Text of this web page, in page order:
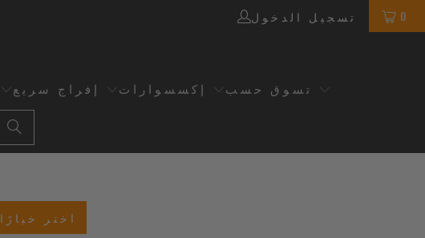
تسجيل الدخول 0
إفراج سريع إكسسوارات تسوق حسب
اختر خيارًا